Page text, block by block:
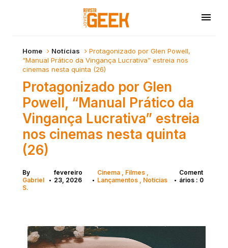
Home Notícias
Protagonizado por Glen Powell,
“Manual Prático da Vingança Lucrativa” estreia nos
cinemas nesta quinta (26)
Protagonizado por Glen
Powell, “Manual Prático da
Vingança Lucrativa” estreia
nos cinemas nesta quinta
(26)
By
Gabriel
S.
•
fevereiro
23, 2026
•
Cinema
Filmes
Lançamentos
Notícias •
Coment
ários : 0